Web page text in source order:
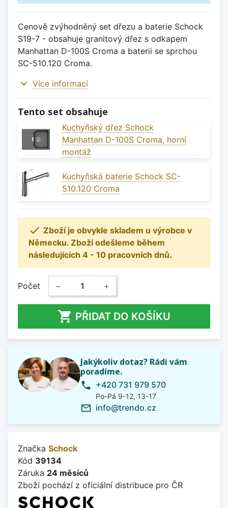
Cenově zvýhodněný set dřezu a baterie Schock
S19-7 - obsahuje granitový dřez s odkapem
Manhattan D-100S Croma a baterii se sprchou
SC-510.120 Croma.
expand_more Více informací
Tento set obsahuje
Kuchyňský dřez Schock
Manhattan D-100S Croma, horní
montáž
Kuchyňská baterie Schock SC-
510.120 Croma
 Zboží je obvykle skladem u výrobce v
Německu. Zboží odešleme během
následujících 4 - 10 pracovních dnů.
Počet − +
 PŘIDAT DO KOŠÍKU
Jakýkoliv dotaz? Rádi vám
poradíme.
phone +420 731 979 570
Po-Pá 9-12, 13-17
mail_outline info@trendo.cz
Značka Schock
Kód 39134
Záruka 24 měsíců
Zboží pochází z oficiální distribuce pro ČR